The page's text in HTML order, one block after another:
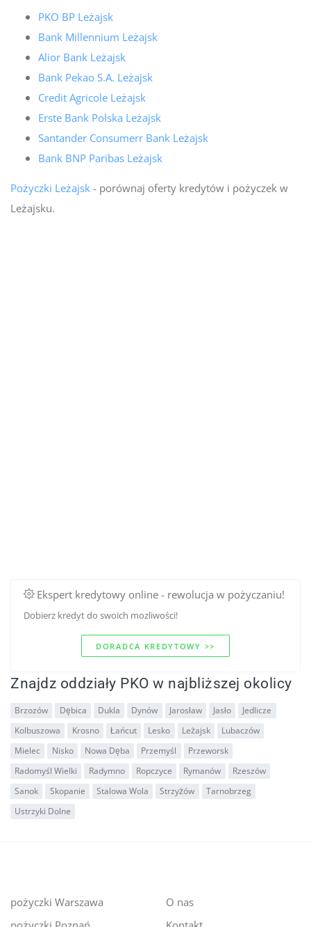
PKO BP Leżajsk
Bank Millennium Leżajsk
Alior Bank Leżajsk
Bank Pekao S.A. Leżajsk
Credit Agricole Leżajsk
Erste Bank Polska Leżajsk
Santander Consumerr Bank Leżajsk
Bank BNP Paribas Leżajsk
Pożyczki Leżajsk- porównaj oferty kredytów i pożyczek w
Leżajsku.
Ekspert kredytowy online - rewolucja w pożyczaniu!
Dobierz kredyt do swoich mozliwości!
DORADCA KREDYTOWY >>
Znajdz oddziały PKO w najbliższej okolicy
Brzozów Dębica Dukla Dynów Jarosław Jasło
Jedlicze
Kolbuszowa
Krosno Łańcut Lesko Leżajsk
Lubaczów
Mielec
Nisko Nowa Dęba Przemyśl
Przeworsk
Radomyśl Wielki
Radymno Ropczyce Rymanów
Rzeszów
Sanok
Skopanie Stalowa Wola Strzyżów
Tarnobrzeg
Ustrzyki Dolne
pożyczki Warszawa
O nas